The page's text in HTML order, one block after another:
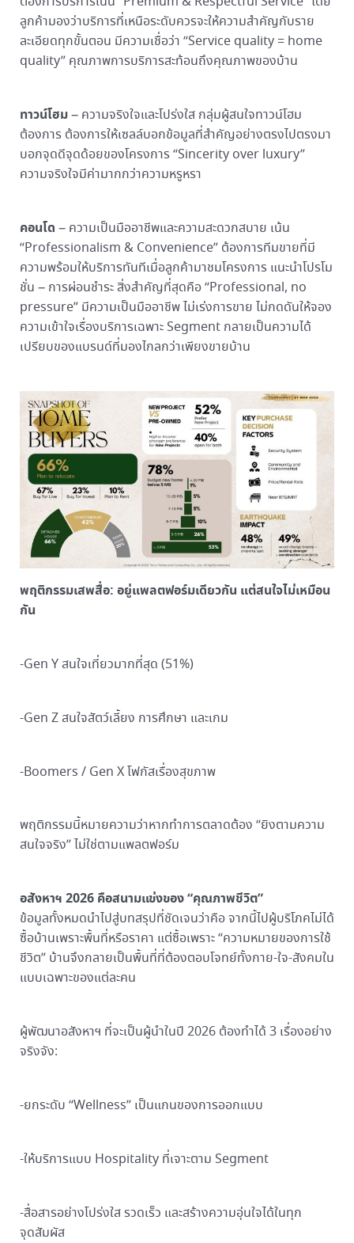
ลูกค้ามองว่าบริการที่เหนือระดับควรจะให้ความสำคัญกับราย
ละเอียดทุกขั้นตอน มีความเชื่อว่า “Service quality = home
quality” คุณภาพการบริการสะท้อนถึงคุณภาพของบ้าน
ทาวน์โฮม– ความจริงใจและโปร่งใส กลุ่มผู้สนใจทาวน์โฮม
ต้องการ ต้องการให้เซลล์บอกข้อมูลที่สำคัญอย่างตรงไปตรงมา
บอกจุดดีจุดด้อยของโครงการ “Sincerity over luxury”
ความจริงใจมีค่ามากกว่าความหรูหรา
คอนโด – ความเป็นมืออาชีพและความสะดวกสบาย เน้น
“Professionalism & Convenience” ต้องการทีมขายที่มี
ความพร้อมให้บริการทันทีเมื่อลูกค้ามาชมโครงการ แนะนำโปรโม
ชั่น – การผ่อนชำระ สิ่งสำคัญที่สุดคือ “Professional, no
pressure” มีความเป็นมืออาชีพ ไม่เร่งการขาย ไม่กดดันให้จอง
ความเข้าใจเรื่องบริการเฉพาะ Segment กลายเป็นความได้
เปรียบของแบรนด์ที่มองไกลกว่าเพียงขายบ้าน
พฤติกรรมเสพสื่อ: อยู่แพลตฟอร์มเดียวกัน แต่สนใจไม่เหมือน
กัน
-Gen Y สนใจเที่ยวมากที่สุด (51%)
-Gen Z สนใจสัตว์เลี้ยง การศึกษา และเกม
-Boomers / Gen X โฟกัสเรื่องสุขภาพ
พฤติกรรมนี้หมายความว่าหากทำการตลาดต้อง “ยิงตามความ
สนใจจริง” ไม่ใช่ตามแพลตฟอร์ม
อสังหาฯ 2026 คือสนามแข่งของ “คุณภาพชีวิต”
ข้อมูลทั้งหมดนำไปสู่บทสรุปที่ชัดเจนว่าคือ จากนี้ไปผู้บริโภคไม่ได้
ซื้อบ้านเพราะพื้นที่หรือราคา แต่ซื้อเพราะ “ความหมายของการใช้
ชีวิต” บ้านจึงกลายเป็นพื้นที่ที่ต้องตอบโจทย์ทั้งกาย-ใจ-สังคมใน
แบบเฉพาะของแต่ละคน
ผู้พัฒนาอสังหาฯ ที่จะเป็นผู้นำในปี 2026 ต้องทำได้ 3 เรื่องอย่าง
จริงจัง:
-ยกระดับ “Wellness” เป็นแกนของการออกแบบ
-ให้บริการแบบ Hospitality ที่เจาะตาม Segment
-สื่อสารอย่างโปร่งใส รวดเร็ว และสร้างความอุ่นใจได้ในทุก
จุดสัมผัส